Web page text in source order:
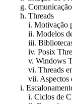
g. Comunicação
h. Threads
i. Motivação
ii. Modelos de
iii. Bibliotecas
iv. Posix
v. Windows
vi. Threads em
vii. Aspectos do
i. Escalonamento
i. Ciclos de CPU